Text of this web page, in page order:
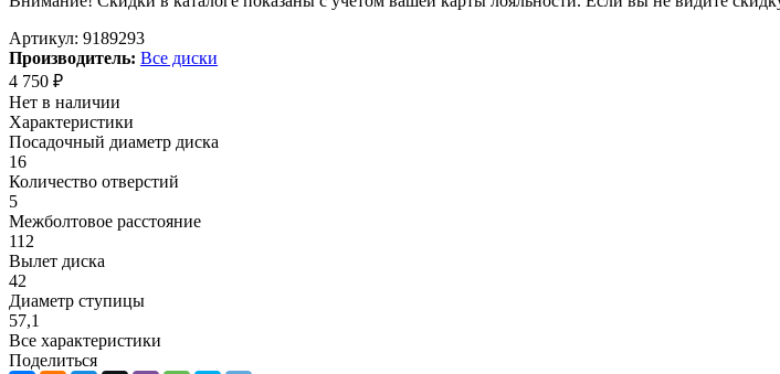
Артикул: 9189293
Производитель: Все диски
4 750 ₽
Нет в наличии
Характеристики
Посадочный диаметр диска
16
Количество отверстий
5
Межболтовое расстояние
112
Вылет диска
42
Диаметр ступицы
57,1
Все характеристики
Поделиться